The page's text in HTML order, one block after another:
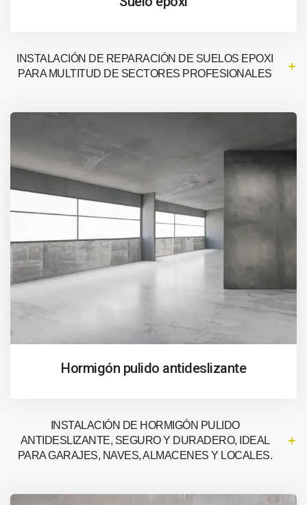
INSTALACIÓN DE REPARACIÓN DE SUELOS EPOXI
PARA MULTITUD DE SECTORES PROFESIONALES
Hormigón pulido antideslizante
INSTALACIÓN DE HORMIGÓN PULIDO
ANTIDESLIZANTE, SEGURO Y DURADERO, IDEAL
PARA GARAJES, NAVES, ALMACENES Y LOCALES.